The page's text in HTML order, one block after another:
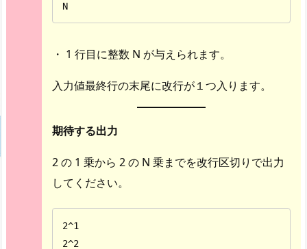
N
・ 1 行目に整数 N が与えられます。
入力値最終行の末尾に改行が１つ入ります。
期待する出力
2 の 1 乗から 2 の N 乗までを改行区切りで出力
してください。
2^1
2^2